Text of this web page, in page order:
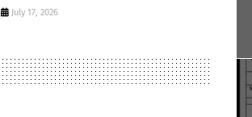
July 17, 2026